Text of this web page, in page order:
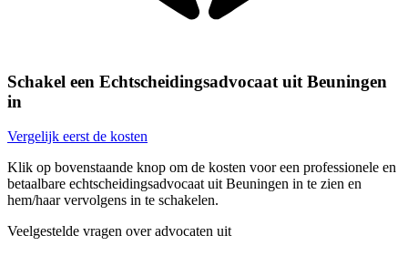
Schakel een Echtscheidingsadvocaat uit Beuningen
in
Vergelijk eerst de kosten
Klik op bovenstaande knop om de kosten voor een professionele en
betaalbare echtscheidingsadvocaat uit Beuningen in te zien en
hem/haar vervolgens in te schakelen.
Veelgestelde vragen over advocaten uit